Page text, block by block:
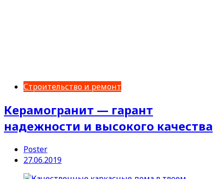
Строительство и ремонт
Керамогранит — гарант
надежности и высокого качества
Poster
27.06.2019